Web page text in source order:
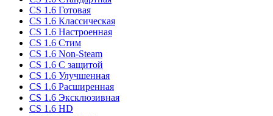
CS 1.6 Готовая
CS 1.6 Классическая
CS 1.6 Настроенная
CS 1.6 Стим
CS 1.6 Non-Steam
CS 1.6 C защитой
CS 1.6 Улучшенная
CS 1.6 Расширенная
CS 1.6 Эксклюзивная
CS 1.6 HD